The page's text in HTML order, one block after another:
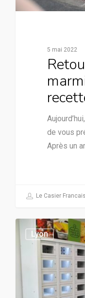
5 mai 2022
de vous
Après un
Le Casier Francais
Lyon